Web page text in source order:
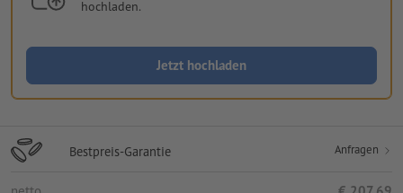
hochladen.
Jetzt hochladen
Bestpreis-Garantie Anfragen